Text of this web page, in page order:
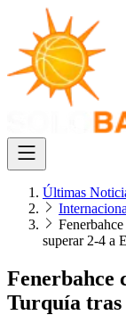
Últimas
superar 2-4 a
Fenerbahce
Turquía tras